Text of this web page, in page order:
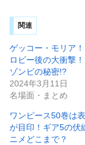
関連
ゲッコー・モリア
ロビー後の大衝撃
ゾンビの秘密!?
2024年3月11日
名場面・まとめ
ワンピース50巻は
が目印！ギア5の伏
ニメどこまで？